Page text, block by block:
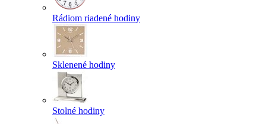
Rádiom riadené hodiny
Sklenené hodiny
Stolné hodiny